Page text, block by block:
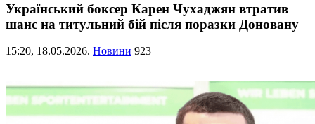
Український боксер Карен Чухаджян втратив
шанс на титульний бій після поразки Доновану
15:20, 18.05.2026. Новини 923